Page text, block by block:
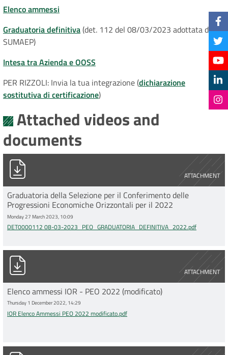
Elenco ammessi
Graduatoria definitiva(det. 112 del 08/03/2023 adottata dal
SUMAEP)
Intesa tra Azienda e OOSS
PER RIZZOLI: Invia la tua integrazione (dichiarazione
sostitutiva di certificazione)
Attached videos and
documents
ATTACHMENT
DET0000112 08-03-
Graduatoria della Selezione per il Conferimento delle
Progressioni Economiche Orizzontali per il 2022
Monday 27 March 2023, 10:09
DET0000112 08-03-2023_PEO_GRADUATORIA_DEFINITIVA_2022.pdf
ATTACHMENT
IOR Elenco Ammessi PEO 2022 modificato.pdf
Elenco ammessi IOR - PEO 2022 (modificato)
Thursday 1 December 2022, 14:29
IOR Elenco Ammessi PEO 2022 modificato.pdf
ACCORDO PEO 2022 RIZZOLI.pdf